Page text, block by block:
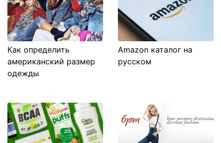
Как определить
американский размер
одежды
Amazon каталог на
русском